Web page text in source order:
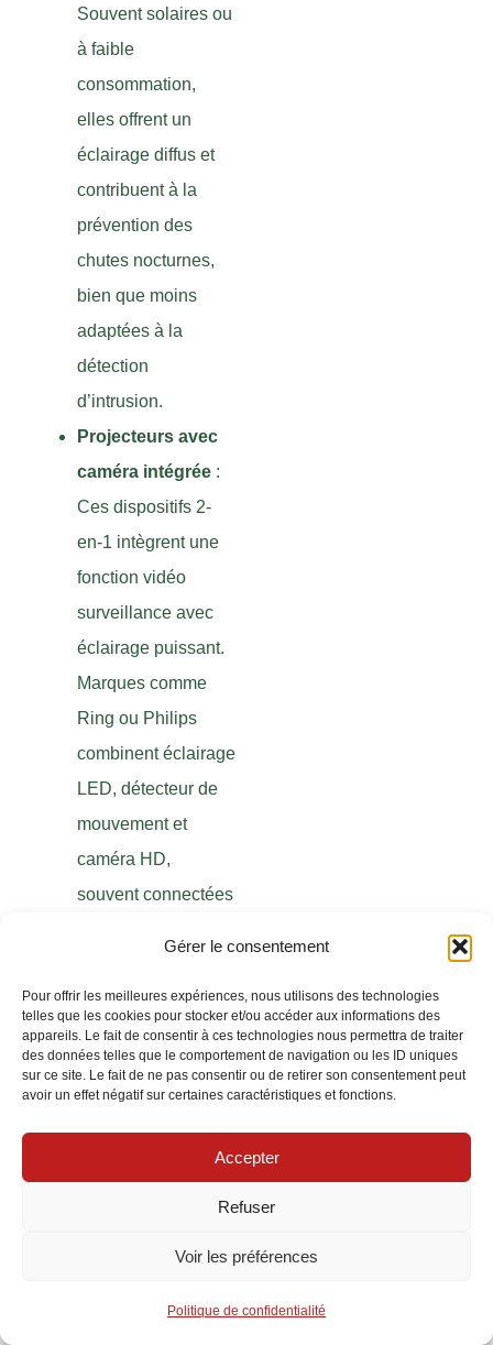
Gérer le consentement
Pour offrir les meilleures expériences, nous utilisons des technologies
telles que les cookies pour stocker et/ou accéder aux informations des
appareils. Le fait de consentir à ces technologies nous permettra de traiter
des données telles que le comportement de navigation ou les ID uniques
sur ce site. Le fait de ne pas consentir ou de retirer son consentement peut
avoir un effet négatif sur certaines caractéristiques et fonctions.
Accepter
Refuser
Voir les préférences
Politique de confidentialité
Souvent solaires ou
à faible
consommation,
elles offrent un
éclairage diffus et
contribuent à la
prévention des
chutes nocturnes,
bien que moins
adaptées à la
détection
d’intrusion.
Projecteurs avec
caméra intégrée :
Ces dispositifs 2-
en-1 intègrent une
fonction vidéo
surveillance avec
éclairage puissant.
Marques comme
Ring ou Philips
combinent éclairage
LED, détecteur de
mouvement et
caméra HD,
souvent connectées
sécurité renforcée et
un contrôle en
temps réel.
Le choix d’un modèle doit
niveau de sophistication
souhaité. Les fourchettes
20 euros pour des spots